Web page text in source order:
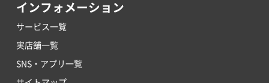
インフォメーション
サービス一覧
実店舗一覧
SNS・アプリ一覧